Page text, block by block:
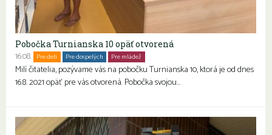
Pobočka Turnianska 10 opäť otvorená
16.08. Pre deti Pre dospelých Pre mládež
Milí čitatelia, pozývame vás na pobočku Turnianska 10, ktorá je od dnes
16.8. 2021 opäť pre vás otvorená. Pobočka svojou…